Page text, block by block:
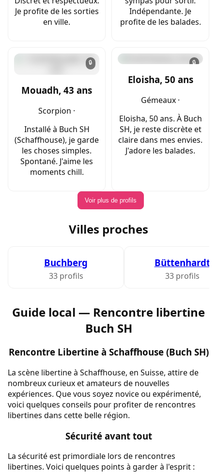
Je profite de les sorties
en ville.
Indépendante. Je
profite de les balades.
🔒
Mouadh, 43 ans
Scorpion ·
Installé à Buch SH
(Schaffhouse), je garde
les choses simples.
Spontané. J'aime les
moments chill.
🔒
Eloisha, 50 ans
Gémeaux ·
Eloisha, 50 ans. À Buch
SH, je reste discrète et
claire dans mes envies.
J'adore les balades.
Voir plus de profils
Villes proches
Buchberg
33 profils
Büttenhardt
33 profils
Guide local — Rencontre libertine
Buch SH
Rencontre Libertine à Schaffhouse (Buch SH)
La scène libertine à Schaffhouse, en Suisse, attire de
nombreux curieux et amateurs de nouvelles
expériences. Que vous soyez novice ou expérimenté,
voici quelques conseils pour profiter de rencontres
libertines dans cette belle région.
Sécurité avant tout
La sécurité est primordiale lors de rencontres
libertines. Voici quelques points à garder à l'esprit :